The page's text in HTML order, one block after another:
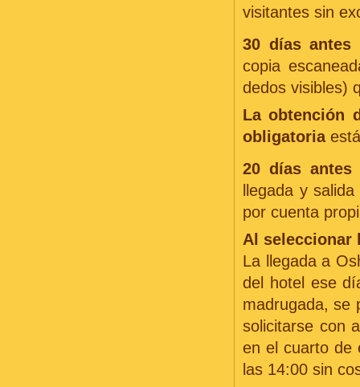
visitantes sin
30 días antes
copia
dedos visibles)
La obtención
obligatoria
20 días antes
llegada y
por cuenta
Al seleccionar
La llegada a
del hotel ese
madrugada, se
solicitarse con
en el cuarto de
las 14:00 sin